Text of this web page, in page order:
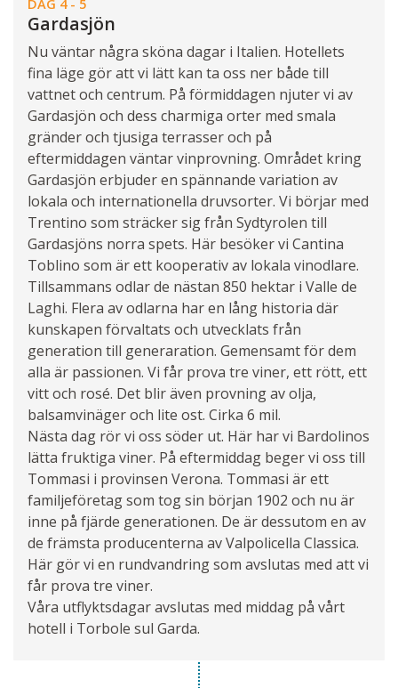
DAG 4 - 5
Gardasjön
Nu väntar några sköna dagar i Italien. Hotellets
fina läge gör att vi lätt kan ta oss ner både till
vattnet och centrum. På förmiddagen njuter vi av
Gardasjön och dess charmiga orter med smala
gränder och tjusiga terrasser och på
eftermiddagen väntar vinprovning. Området kring
Gardasjön erbjuder en spännande variation av
lokala och internationella druvsorter. Vi börjar med
Trentino som sträcker sig från Sydtyrolen till
Gardasjöns norra spets. Här besöker vi Cantina
Toblino som är ett kooperativ av lokala vinodlare.
Tillsammans odlar de nästan 850 hektar i Valle de
Laghi. Flera av odlarna har en lång historia där
kunskapen förvaltats och utvecklats från
generation till generaration. Gemensamt för dem
alla är passionen. Vi får prova tre viner, ett rött, ett
vitt och rosé. Det blir även provning av olja,
balsamvinäger och lite ost. Cirka 6 mil.
Nästa dag rör vi oss söder ut. Här har vi Bardolinos
lätta fruktiga viner. På eftermiddag beger vi oss till
Tommasi i provinsen Verona. Tommasi är ett
familjeföretag som tog sin början 1902 och nu är
inne på fjärde generationen. De är dessutom en av
de främsta producenterna av Valpolicella Classica.
Här gör vi en rundvandring som avslutas med att vi
får prova tre viner.
Våra utflyktsdagar avslutas med middag på vårt
hotell i Torbole sul Garda.